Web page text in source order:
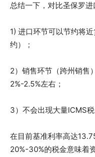
总结一下，对比圣保罗
1) 进口环节可以节约将
约）；
2）销售环节（跨州销售
2%-2.5%左右；
3）不会出现大量ICMS税
在目前基准利率高达
20%-30%的税金意味着